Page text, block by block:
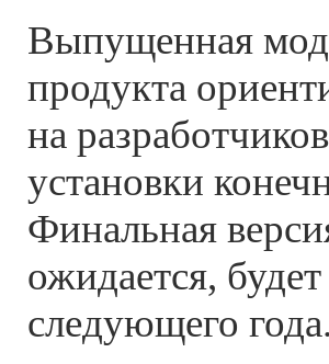
Выпущенная
продукта
на
установки
Финальная
ожидается,
следующего года.